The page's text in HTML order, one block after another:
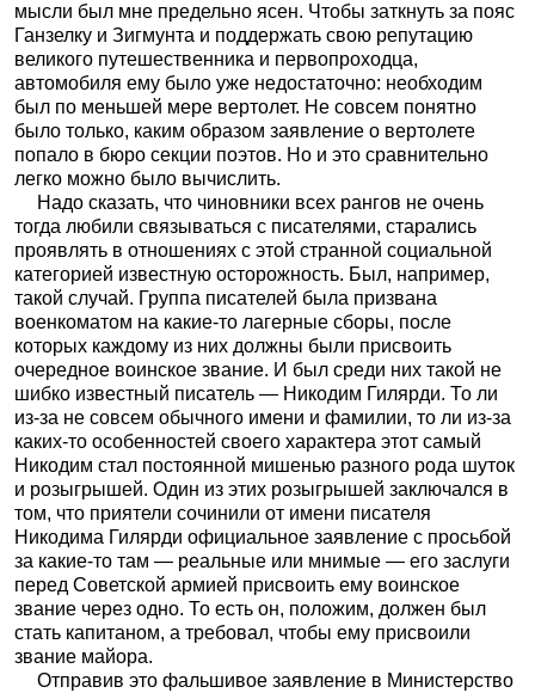
мысли был мне предельно ясен. Чтобы заткнуть за пояс
Ганзелку и Зигмунта и поддержать свою репутацию
великого путешественника и первопроходца,
автомобиля ему было уже недостаточно: необходим
был по меньшей мере вертолет. Не совсем понятно
было только, каким образом заявление о вертолете
попало в бюро секции поэтов. Но и это сравнительно
легко можно было вычислить.
Надо сказать, что чиновники всех рангов не очень
тогда любили связываться с писателями, старались
проявлять в отношениях с этой странной социальной
категорией известную осторожность. Был, например,
такой случай. Группа писателей была призвана
военкоматом на какие-то лагерные сборы, после
которых каждому из них должны были присвоить
очередное воинское звание. И был среди них такой не
шибко известный писатель — Никодим Гилярди. То ли
из-за не совсем обычного имени и фамилии, то ли из-за
каких-то особенностей своего характера этот самый
Никодим стал постоянной мишенью разного рода шуток
и розыгрышей. Один из этих розыгрышей заключался в
том, что приятели сочинили от имени писателя
Никодима Гилярди официальное заявление с просьбой
за какие-то там — реальные или мнимые — его заслуги
перед Советской армией присвоить ему воинское
звание через одно. То есть он, положим, должен был
стать капитаном, а требовал, чтобы ему присвоили
звание майора.
Отправив это фальшивое заявление в Министерство